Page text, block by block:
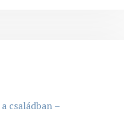
családban –